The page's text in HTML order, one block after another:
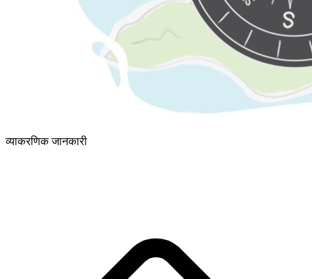
व्याकरणिक जानकारी